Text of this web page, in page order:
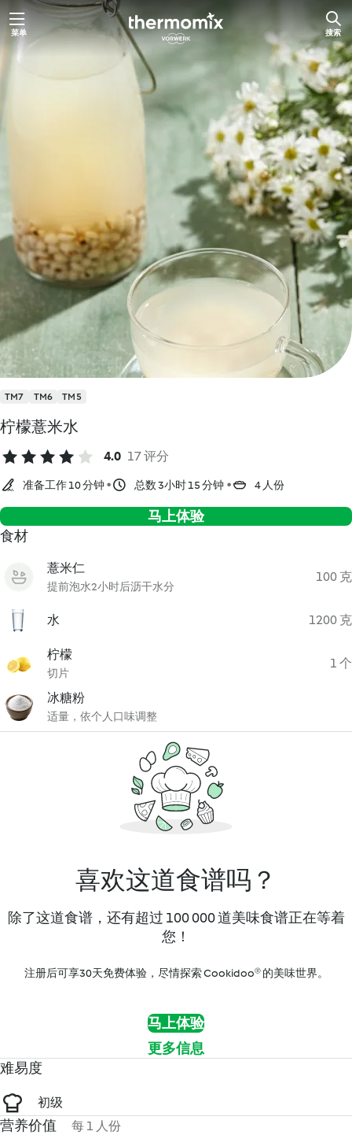
跳
至
菜单 搜索
TM7 TM6 TM5
柠檬薏米水
4.0 17 评分
准备工作 10 分钟 总数 3小时 15 分钟 4 人份
马上体验
食材
薏米仁
提前泡水2小时后沥干水分
100 克
水 1200 克
柠檬
切片
1 个
冰糖粉
适量，依个人口味调整
喜欢这道食谱吗？
除了这道食谱，还有超过 100 000 道美味食谱正在等着
您！
注册后可享30天免费体验，尽情探索 Cookidoo® 的美味世界。
马上体验
更多信息
难易度
初级
营养价值 每 1 人份